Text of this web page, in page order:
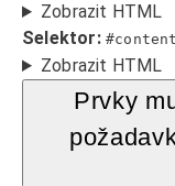
Zobrazit HTML
Selektor:
Zobrazit HTML
Prvky